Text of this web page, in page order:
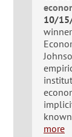
10/
more